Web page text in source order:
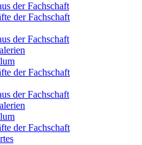
der Fachschaft
der Fachschaft
der Fachschaft
der Fachschaft
der Fachschaft
der Fachschaft